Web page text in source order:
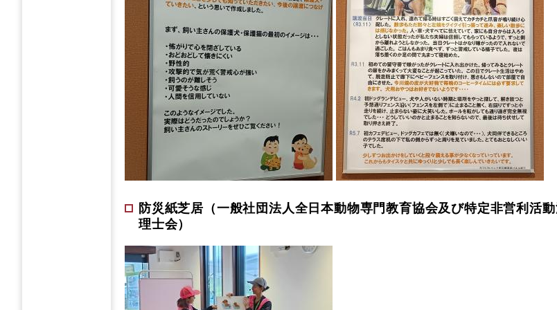
防災紙芝居（一般社団法人全日本動物専門教育協会及び​特定非営利活
理士会）